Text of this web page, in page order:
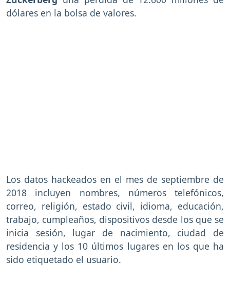
dólares en la bolsa de valores.
Los datos hackeados en el mes de septiembre de
2018 incluyen nombres, números telefónicos,
correo, religión, estado civil, idioma, educación,
trabajo, cumpleaños, dispositivos desde los que se
inicia sesión, lugar de nacimiento, ciudad de
residencia y los 10 últimos lugares en los que ha
sido etiquetado el usuario.